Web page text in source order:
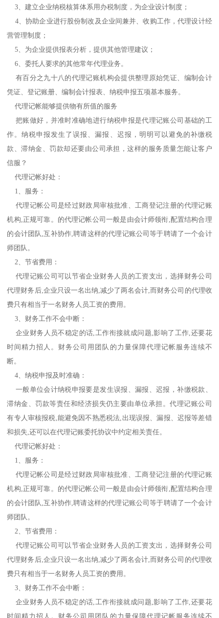
3、建立企业纳税核算体系用办税制度，为企业设计制度；
4、协助企业进行股份制改及企业间兼并、收购工作，代理设计经
营管理制度；
5、为企业提供报表分析，提供其他管理建议；
6、委托人要求的其他常年代理业务。
有百分之九十八的代理记账机构会提供整理原始凭证、编制会计
凭证、登记账册、编制会计报表、纳税申报五项基本服务。
代理记帐能够提供物有所值的服务
把账做好，并准时准确地进行纳税申报是代理记账公司基础的工
作。纳税申报发生了误报、漏报、迟报，明明可以避免的补缴税
款、滞纳金、罚款却还要由公司承担，这样的服务质量怎能让客户
信服？
代理记帐好处：
1、服务：
代理记帐公司是经过财政局审核批准、工商登记注册的代理记账
机构,正规可靠。的代理记帐公司一般是由会计师领衔,配置结构合理
的会计团队,互补协作,聘请这样的代理记账公司等于聘请了一个会计
师团队。
2、节省费用：
代理记账公司可以节省企业财务人员的工资支出，选择财务公司
代理财务后,企业只设一名出纳,减少了两名会计,而财务公司的代理收
费只有相当于一名财务人员工资的费用。
3、财务工作不会中断：
企业财务人员不稳定的话,工作衔接就成问题,影响了工作,还要花
时间精力招人。财务公司用团队的力量保障代理记帐服务连续不
断。
4、纳税申报及时准确：
一般单位会计纳税申报要是发生误报、漏报、迟报，补缴税款、
滞纳金、罚款等责任和经济损失仍主要由单位承担。代理记账公司
有专人审核报税,能避免因不熟悉税法,出现误报、漏报、迟报等差错
和损失,还可以在代理记账委托协议中约定相关责任。
代理记帐好处：
1、服务：
代理记帐公司是经过财政局审核批准、工商登记注册的代理记账
机构,正规可靠。的代理记帐公司一般是由会计师领衔,配置结构合理
的会计团队,互补协作,聘请这样的代理记账公司等于聘请了一个会计
师团队。
2、节省费用：
代理记账公司可以节省企业财务人员的工资支出，选择财务公司
代理财务后,企业只设一名出纳,减少了两名会计,而财务公司的代理收
费只有相当于一名财务人员工资的费用。
3、财务工作不会中断：
企业财务人员不稳定的话,工作衔接就成问题,影响了工作,还要花
时间精力招人。财务公司用团队的力量保障代理记帐服务连续不